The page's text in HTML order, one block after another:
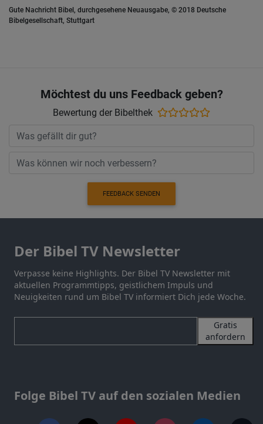
Gute Nachricht Bibel, durchgesehene Neuausgabe, © 2018 Deutsche
Bibelgesellschaft, Stuttgart
Möchtest du uns Feedback geben?
Bewertung der Bibelthek
FEEDBACK SENDEN
Der Bibel TV Newsletter
Verpasse keine Highlights. Der Bibel TV Newsletter mit
aktuellen Programmtipps, geistlichem Impuls und
Neuigkeiten rund um Bibel TV informiert Dich jede Woche.
Gratis
anfordern
Folge Bibel TV auf den sozialen Medien